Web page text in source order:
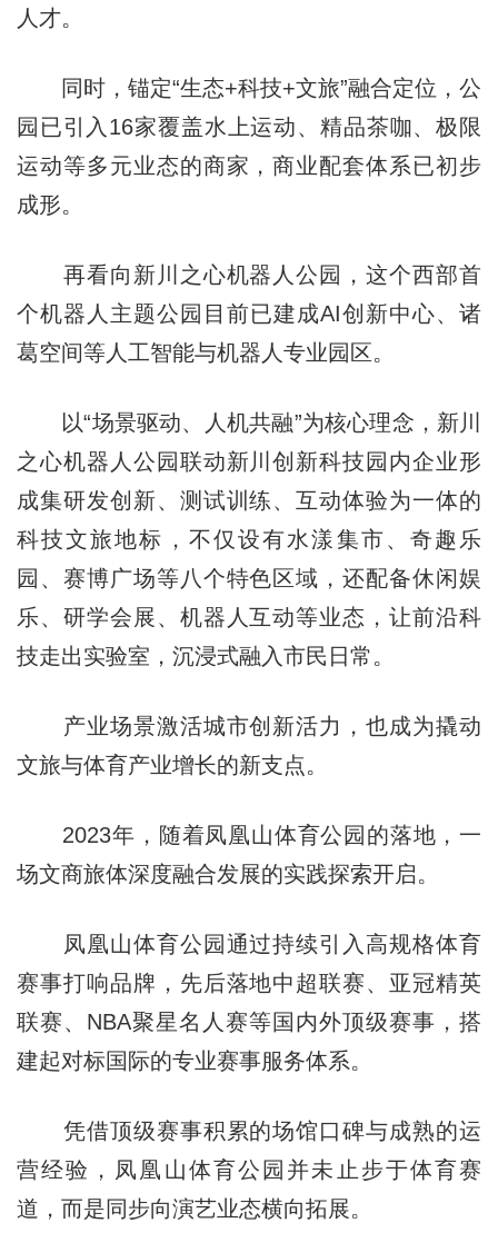
人才。
同时，锚定“生态+科技+文旅”融合定位，公
园已引入16家覆盖水上运动、精品茶咖、极限
运动等多元业态的商家，商业配套体系已初步
成形。
再看向新川之心机器人公园，这个西部首
个机器人主题公园目前已建成AI创新中心、诸
葛空间等人工智能与机器人专业园区。
以“场景驱动、人机共融”为核心理念，新川
之心机器人公园联动新川创新科技园内企业形
成集研发创新、测试训练、互动体验为一体的
科技文旅地标，不仅设有水漾集市、奇趣乐
园、赛博广场等八个特色区域，还配备休闲娱
乐、研学会展、机器人互动等业态，让前沿科
技走出实验室，沉浸式融入市民日常。
产业场景激活城市创新活力，也成为撬动
文旅与体育产业增长的新支点。
2023年，随着凤凰山体育公园的落地，一
场文商旅体深度融合发展的实践探索开启。
凤凰山体育公园通过持续引入高规格体育
赛事打响品牌，先后落地中超联赛、亚冠精英
联赛、NBA聚星名人赛等国内外顶级赛事，搭
建起对标国际的专业赛事服务体系。
凭借顶级赛事积累的场馆口碑与成熟的运
营经验，凤凰山体育公园并未止步于体育赛
道，而是同步向演艺业态横向拓展。